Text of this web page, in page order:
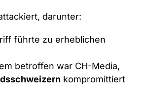
darunter:
führte zu erheblichen
betroffen war CH-Media,
kompromittiert